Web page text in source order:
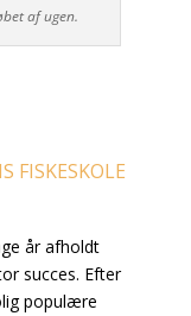
af ugen.
FISKESKOLE
år afholdt
succes. Efter
populære